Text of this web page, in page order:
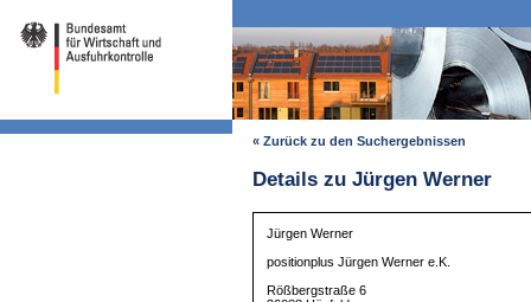
« Zurück zu den Suchergebnissen
Details zu Jürgen Werner
Jürgen Werner
positionplus Jürgen Werner e.K.
Rößbergstraße 6